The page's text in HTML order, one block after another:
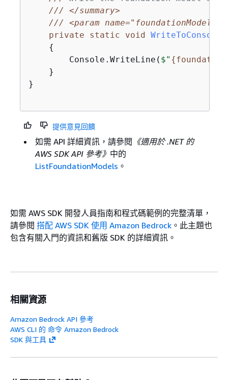
///
</summary>
///
<param name="foundationModel">
private
static void WriteToConsole
{
        Console.WriteLine(
$" {
    }
}
提供意見回饋
如需 API 詳細資訊，請參閱 《適用於 .NET 的
AWS SDK API 參考》 中的
ListFoundationModels 。
如需 AWS SDK 開發人員指南和程式碼範例的完整清單，
請參閱 搭配 AWS SDK 使用 Amazon Bedrock 。此主題也
包含有關入門的資訊和舊版 SDK 的詳細資訊。
相關資源
Amazon Bedrock API 參考
AWS CLI 的 命令 Amazon Bedrock
SDK 與工具